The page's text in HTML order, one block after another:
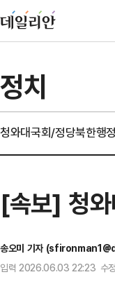
정치
청와대국회/정당북한행정
[속보] 청
송오미 기자
입력 2026.06.03 22:23 수